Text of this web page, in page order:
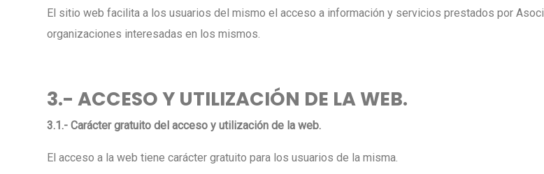
El sitio web facilita a los usuarios del mismo el acceso a información y servicios prestados por
organizaciones interesadas en los mismos.
3.- ACCESO Y UTILIZACIÓN DE LA WEB.
3.1.- Carácter gratuito del acceso y utilización de la web.
El acceso a la web tiene carácter gratuito para los usuarios de la misma.